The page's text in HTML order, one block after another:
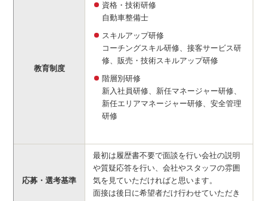
教育制度
資格・技術研修
自動車整備士
スキルアップ研修
コーチングスキル研修、接客サービス研
修、販売・技術スキルアップ研修
階層別研修
新入社員研修、新任マネージャー研修、
新任エリアマネージャー研修、安全管理
研修
応募・選考基準
最初は履歴書不要で面談を行い会社の説明
や質疑応答を行い、会社やスタッフの雰囲
気を見ていただければと思います。
面接は後日に希望者だけ行わせていただき